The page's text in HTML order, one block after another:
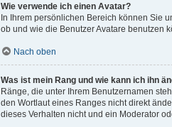
Wie verwende ich einen Avatar?
In Ihrem persönlichen Bereich können Sie
ob und wie die Benutzer Avatare benutzen
Nach oben
Was ist mein Rang und wie kann ich ihn
Ränge, die unter Ihrem Benutzernamen
den Wortlaut eines Ranges nicht direkt
dieses Verhalten nicht und ein Moderator